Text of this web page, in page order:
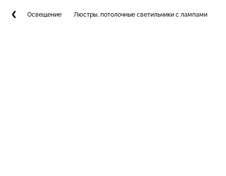
Освещение Люстры, потолочные светильники с лампами